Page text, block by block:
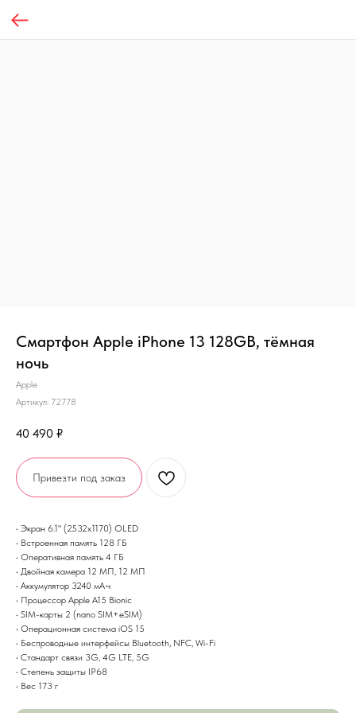
Смартфон Apple iPhone 13 128GB, тёмная
ночь
Apple
Артикул: 72778
40 490 ₽
Привезти под заказ
• Экран 6.1" (2532x1170) OLED
• Встроенная память 128 ГБ
• Оперативная память 4 ГБ
• Двойная камера 12 МП, 12 МП
• Аккумулятор 3240 мА·ч
• Процессор Apple A15 Bionic
• SIM-карты 2 (nano SIM+eSIM)
• Операционная система iOS 15
• Беспроводные интерфейсы Bluetooth, NFC, Wi-Fi
• Стандарт связи 3G, 4G LTE, 5G
• Степень защиты IP68
• Вес 173 г